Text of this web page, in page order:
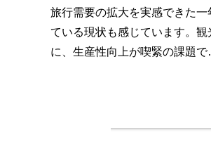
旅行需要の拡大を実感できた
ている現状も感じています。
に、生産性向上が喫緊の課題